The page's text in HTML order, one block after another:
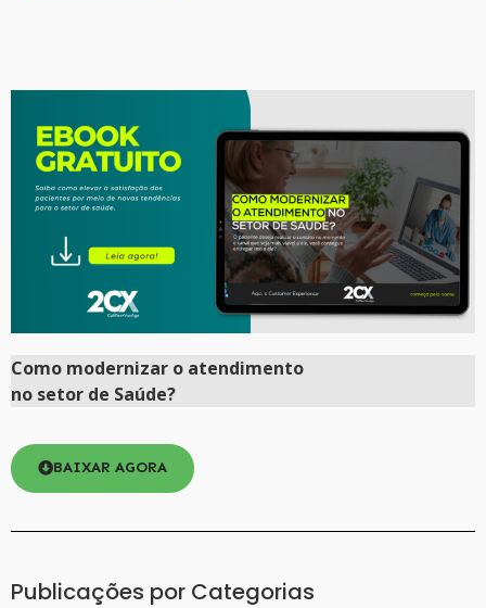
Como modernizar o atendimento
no setor de Saúde?
BAIXAR AGORA
Publicações por Categorias